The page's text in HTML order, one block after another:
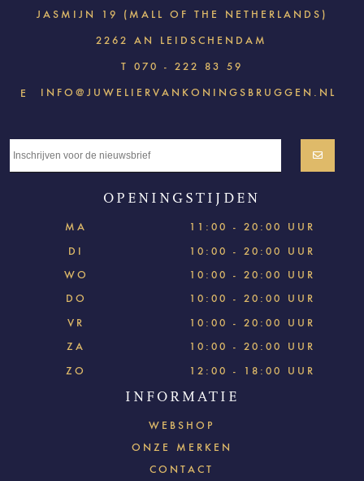
JASMIJN 19 (MALL OF THE NETHERLANDS)
2262 AN LEIDSCHENDAM
T 070 - 222 83 59
E INFO@JUWELIERVANKONINGSBRUGGEN.NL
OPENINGSTIJDEN
MA
11:00 - 20:00 UUR
DI
10:00 - 20:00 UUR
WO
10:00 - 20:00 UUR
DO
10:00 - 20:00 UUR
VR
10:00 - 20:00 UUR
ZA
10:00 - 20:00 UUR
ZO
12:00 - 18:00 UUR
INFORMATIE
WEBSHOP
ONZE MERKEN
CONTACT